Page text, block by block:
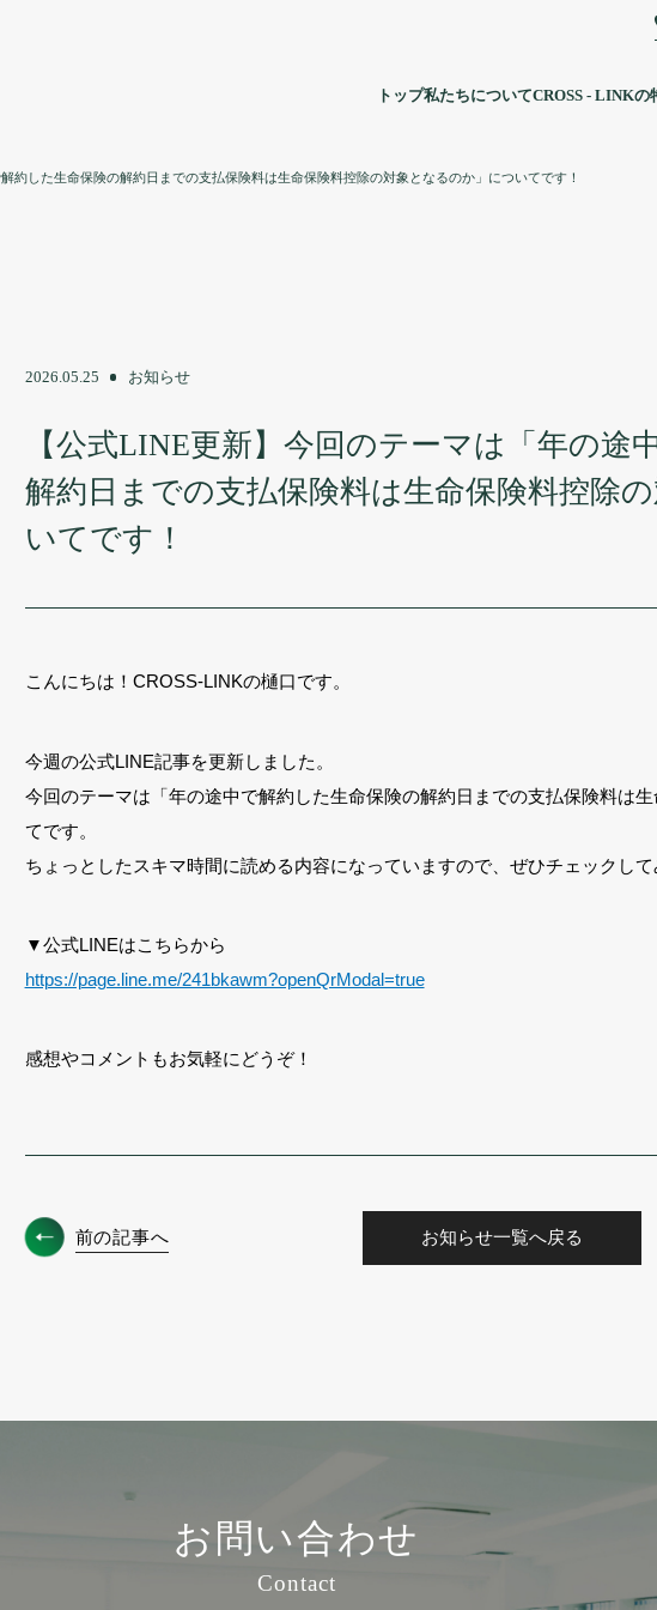
トップ私たちについてCROSS - LINKの
約した生命保険の解約日までの支払保険料は生命保険料控除の対象となるのか」についてです！
2026.05.25 お知らせ
【公式LINE更新】今回のテーマは「年の途
解約日までの支払保険料は生命保険料控除
いてです！
こんにちは！CROSS-LINKの樋口です。
今週の公式LINE記事を更新しました。
今回のテーマは「年の途中で解約した生命保険の解約日までの支払保険料は
てです。
ちょっとしたスキマ時間に読める内容になっていますので、ぜひチェックして
▼公式LINEはこちらから
https://page.line.me/241bkawm?openQrModal=true
感想やコメントもお気軽にどうぞ！
前の記事へ お知らせ一覧へ戻る
お問い合わせ
Contact